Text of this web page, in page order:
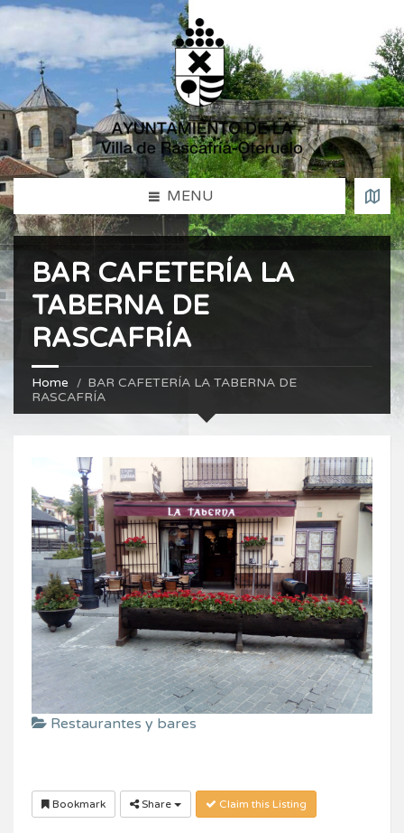
MENU
BAR CAFETERÍA LA
TABERNA DE
RASCAFRÍA
Home
BAR CAFETERÍA LA TABERNA DE
RASCAFRÍA
Restaurantes y bares
Bookmark Share Claim this Listing